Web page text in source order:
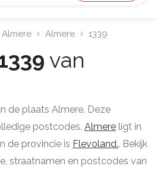
Almere 1339
van
de plaats Almere. Deze
postcodes. Almere ligt in
de provincie is Flevoland.. Bekijk
straatnamen en postcodes van